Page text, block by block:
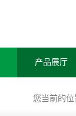
产品展厅
您当前的